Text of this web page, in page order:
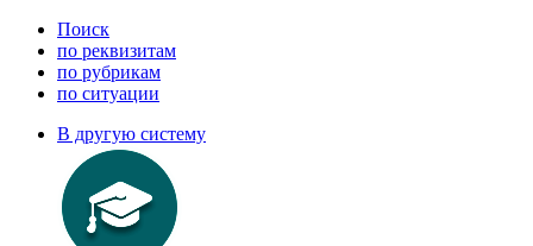
Поиск
по реквизитам
по рубрикам
по ситуации
В другую систему